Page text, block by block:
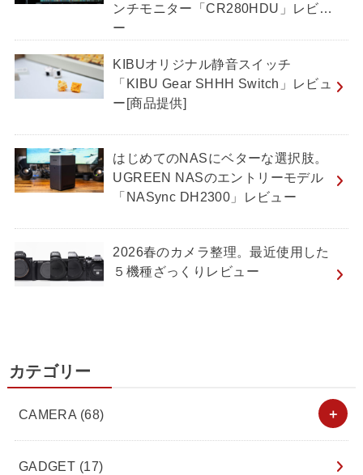
ンチモニター「CR280HDU」レビュ
ー
KIBUオリジナル静音スイッチ
「KIBU Gear SHHH Switch」レビュ
ー[商品提供]
はじめてのNASにベターな選択肢。
UGREEN NASのエントリーモデル
「NASync DH2300」レビュー
2026春のカメラ整理。最近使用した
５機種ざっくりレビュー
カテゴリー
CAMERA (68)
GADGET (17)